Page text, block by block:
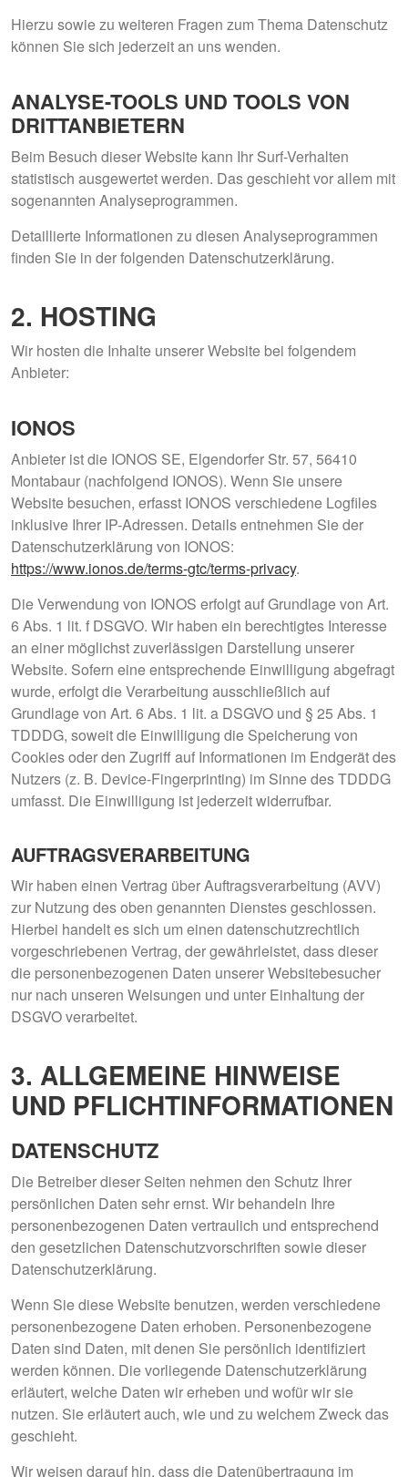
Hierzu sowie zu weiteren Fragen zum Thema Datenschutz
können Sie sich jederzeit an uns wenden.
ANALYSE-TOOLS UND TOOLS VON
DRITT­ANBIETERN
Beim Besuch dieser Website kann Ihr Surf-Verhalten
statistisch ausgewertet werden. Das geschieht vor allem mit
sogenannten Analyseprogrammen.
Detaillierte Informationen zu diesen Analyseprogrammen
finden Sie in der folgenden Datenschutzerklärung.
2. HOSTING
Wir hosten die Inhalte unserer Website bei folgendem
Anbieter:
IONOS
Anbieter ist die IONOS SE, Elgendorfer Str. 57, 56410
Montabaur (nachfolgend IONOS). Wenn Sie unsere
Website besuchen, erfasst IONOS verschiedene Logfiles
inklusive Ihrer IP-Adressen. Details entnehmen Sie der
Datenschutzerklärung von IONOS:
https://www.ionos.de/terms-gtc/terms-privacy.
Die Verwendung von IONOS erfolgt auf Grundlage von Art.
6 Abs. 1 lit. f DSGVO. Wir haben ein berechtigtes Interesse
an einer möglichst zuverlässigen Darstellung unserer
Website. Sofern eine entsprechende Einwilligung abgefragt
wurde, erfolgt die Verarbeitung ausschließlich auf
Grundlage von Art. 6 Abs. 1 lit. a DSGVO und § 25 Abs. 1
TDDDG, soweit die Einwilligung die Speicherung von
Cookies oder den Zugriff auf Informationen im Endgerät des
Nutzers (z. B. Device-Fingerprinting) im Sinne des TDDDG
umfasst. Die Einwilligung ist jederzeit widerrufbar.
AUFTRAGSVERARBEITUNG
Wir haben einen Vertrag über Auftragsverarbeitung (AVV)
zur Nutzung des oben genannten Dienstes geschlossen.
Hierbei handelt es sich um einen datenschutzrechtlich
vorgeschriebenen Vertrag, der gewährleistet, dass dieser
die personenbezogenen Daten unserer Websitebesucher
nur nach unseren Weisungen und unter Einhaltung der
DSGVO verarbeitet.
3. ALLGEMEINE HINWEISE
UND PFLICHT­INFORMATIONEN
DATENSCHUTZ
Die Betreiber dieser Seiten nehmen den Schutz Ihrer
persönlichen Daten sehr ernst. Wir behandeln Ihre
personenbezogenen Daten vertraulich und entsprechend
den gesetzlichen Datenschutzvorschriften sowie dieser
Datenschutzerklärung.
Wenn Sie diese Website benutzen, werden verschiedene
personenbezogene Daten erhoben. Personenbezogene
Daten sind Daten, mit denen Sie persönlich identifiziert
werden können. Die vorliegende Datenschutzerklärung
erläutert, welche Daten wir erheben und wofür wir sie
nutzen. Sie erläutert auch, wie und zu welchem Zweck das
geschieht.
Wir weisen darauf hin, dass die Datenübertragung im